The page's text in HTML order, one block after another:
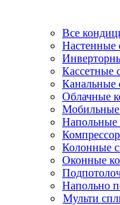
Все
Настенные
Кассетные
Канальные
Облачные
Напольные
Колонные
Оконные
Напольно
Мульти